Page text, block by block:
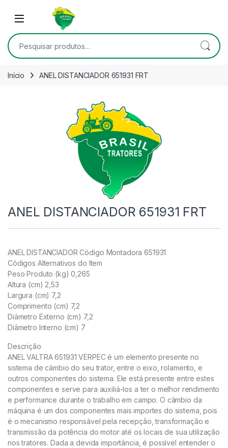
Skip to navigation
Open
Pesquisar por:
Início ANEL DISTANCIADOR 651931 FRT
ANEL DISTANCIADOR 651931 FRT
ANEL DISTANCIADOR Código Montadora 651931
Códigos Alternativos do Item
Peso Produto (kg) 0,265
Altura (cm) 2,53
Largura (cm) 7,2
Comprimento (cm) 7,2
Diâmetro Externo (cm) 7,2
Diâmetro Interno (cm) 7
Descrição
ANEL VALTRA 651931 VERPEC é um elemento presente no
sistema de câmbio do seu trator, entre o eixo, rolamento, e
outros componentes do sistema. Ele está presente entre estes
componentes e serve para auxiliá-los a ter o melhor rendimento
e performance durante o trabalho em campo. O câmbio da
máquina é um dos componentes mais importes do sistema, pois
é o mecanismo responsável pela recepção, transformação e
transmissão da potência do motor até os locais de sua utilização
nos tratores. Dada a devida importância, é possível entender o